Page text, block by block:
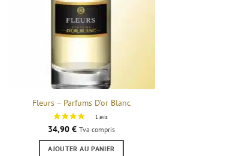
Fleurs – Parfums D’or Blanc
34,90 € Tva compris
AJOUTER AU PANIER